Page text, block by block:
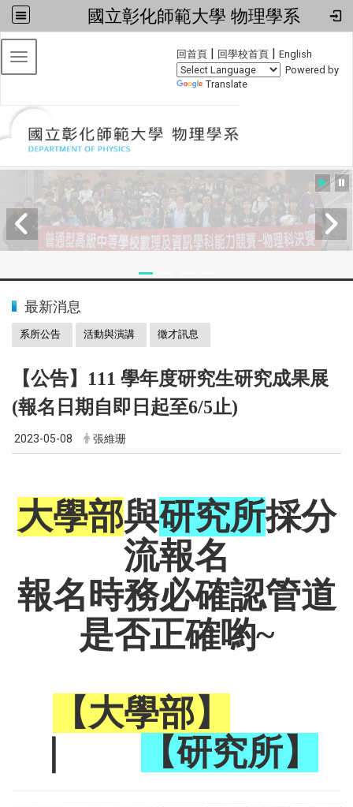
國立彰化師範大學 物理學系
回首頁 | 回學校首頁 | English
Powered by
Translate
Toggle navigation
最新消息
系所公告 活動與演講 徵才訊息
【公告】111 學年度研究生研究成果展
(報名日期自即日起至6/5止)
2023-05-08 張維珊
大學部與研究所採分
流報名
報名時務必確認管道
是否正確喲~
【大學部】
【研究所】